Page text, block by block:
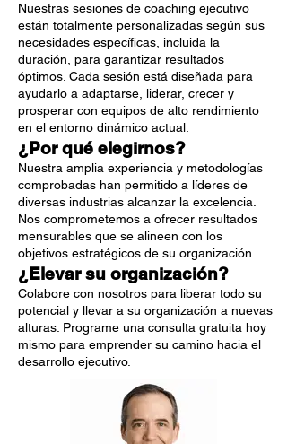
Nuestras sesiones de coaching ejecutivo
están totalmente personalizadas según sus
necesidades específicas, incluida la
duración, para garantizar resultados
óptimos. Cada sesión está diseñada para
ayudarlo a adaptarse, liderar, crecer y
prosperar con equipos de alto rendimiento
en el entorno dinámico actual.
¿Por qué elegirnos?
Nuestra amplia experiencia y metodologías
comprobadas han permitido a líderes de
diversas industrias alcanzar la excelencia.
Nos comprometemos a ofrecer resultados
mensurables que se alineen con los
objetivos estratégicos de su organización.
¿Elevar su organización?
Colabore con nosotros para liberar todo su
potencial y llevar a su organización a nuevas
alturas. Programe una consulta gratuita hoy
mismo para emprender su camino hacia el
desarrollo ejecutivo.